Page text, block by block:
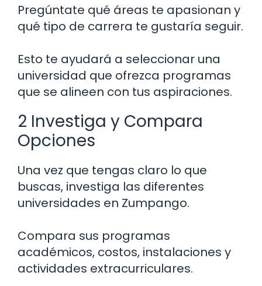
Pregúntate qué áreas te apasionan y
qué tipo de carrera te gustaría seguir.
Esto te ayudará a seleccionar una
universidad que ofrezca programas
que se alineen con tus aspiraciones.
2 Investiga y Compara
Opciones
Una vez que tengas claro lo que
buscas, investiga las diferentes
universidades en Zumpango.
Compara sus programas
académicos, costos, instalaciones y
actividades extracurriculares.